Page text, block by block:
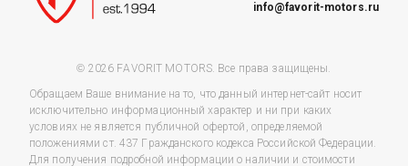
info@favorit-motors.ru
© 2026 FAVORIT MOTORS. Все права защищены.
Обращаем Ваше внимание на то, что данный интернет-сайт носит
исключительно информационный характер и ни при каких
условиях не является публичной офертой, определяемой
положениями ст. 437 Гражданского кодекса Российской Федерации.
Для получения подробной информации о наличии и стоимости